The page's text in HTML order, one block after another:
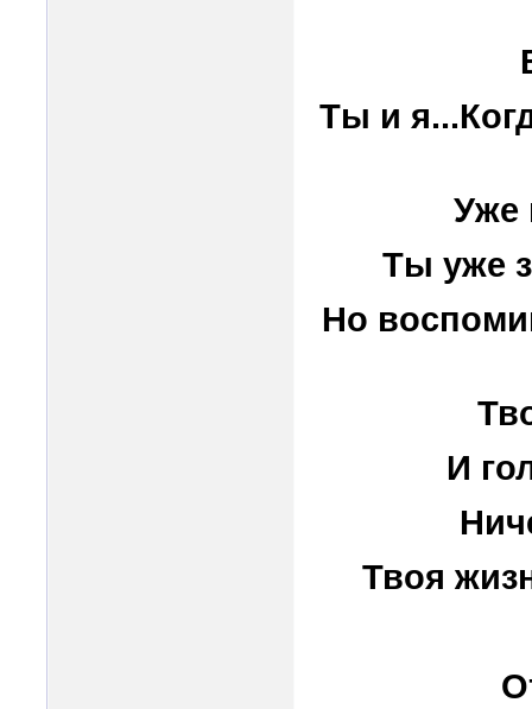
Ты и
Уже
Ты уже
Но
И
Твоя